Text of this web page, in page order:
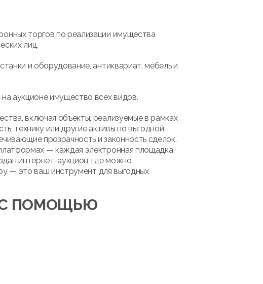
торгов по реализации имущества
лиц.
и оборудование, антиквариат, мебель и
аукционе имущество всех видов.
включая объекты, реализуемые в рамках
технику или другие активы по выгодной
прозрачность и законность сделок.
— каждая электронная площадка
интернет-аукцион, где можно
— это ваш инструмент для выгодных
С ПОМОЩЬЮ